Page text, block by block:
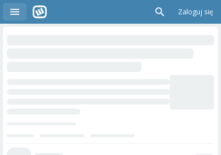
Zaloguj się